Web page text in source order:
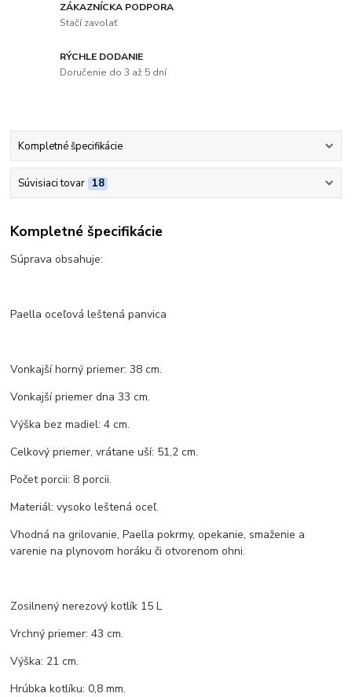
ZÁKAZNÍCKA PODPORA
Stačí zavolať
RÝCHLE DODANIE
Doručenie do 3 až 5 dní
Kompletné špecifikácie
Súvisiaci tovar 18
Kompletné špecifikácie
Súprava obsahuje:
Paella oceľová leštená panvica
Vonkajší horný priemer: 38 cm.
Vonkajší priemer dna 33 cm.
Výška bez madiel: 4 cm.
Celkový priemer, vrátane uší: 51,2 cm.
Počet porcii: 8 porcii.
Materiál: vysoko leštená oceľ.
Vhodná na grilovanie, Paella pokrmy, opekanie, smaženie a
varenie na plynovom horáku či otvorenom ohni.
Zosilnený nerezový kotlík 15 L
Vrchný priemer: 43 cm.
Výška: 21 cm.
Hrúbka kotlíku: 0,8 mm.